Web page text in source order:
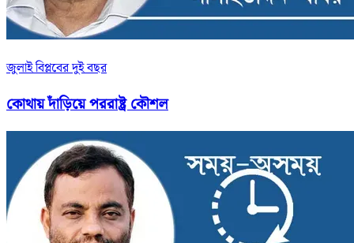
জুলাই বিপ্লবের দুই বছর
কোথায় দাঁড়িয়ে পররাষ্ট্র কৌশল